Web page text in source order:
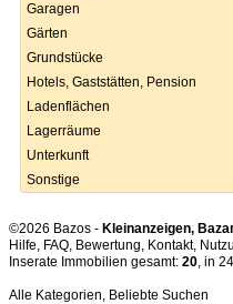
Garagen
Gärten
Grundstücke
Hotels, Gaststätten, Pension
Ladenflächen
Lagerräume
Unterkunft
Sonstige
©2026 Bazos - Kleinanzeigen,
Hilfe, FAQ, Bewertung, Kontakt,
Inserate Immobilien gesamt: 20, in
Alle Kategorien, Beliebte Suchen